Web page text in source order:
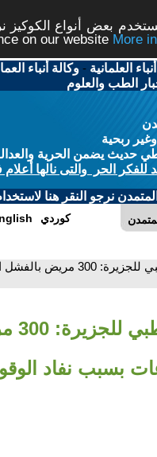
بعض أنواع
on our website
العلمانية -وكالة أنباء
الطب والعلوم
ربحية
يضمن الحرية والعدالة
الحر والتى نالها أعلام
نرجو النقر هنا
كوردي
- مدير مجمع الشفاء
-
بسبب نفاد